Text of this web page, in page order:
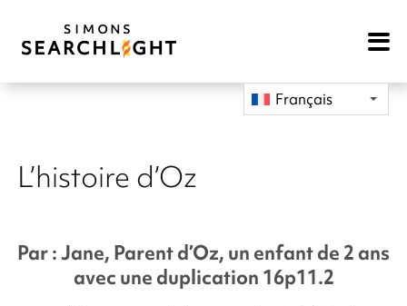
Open
Français
L’histoire d’Oz
Par : Jane, Parent d’Oz, un enfant de 2 ans
avec une duplication 16p11.2